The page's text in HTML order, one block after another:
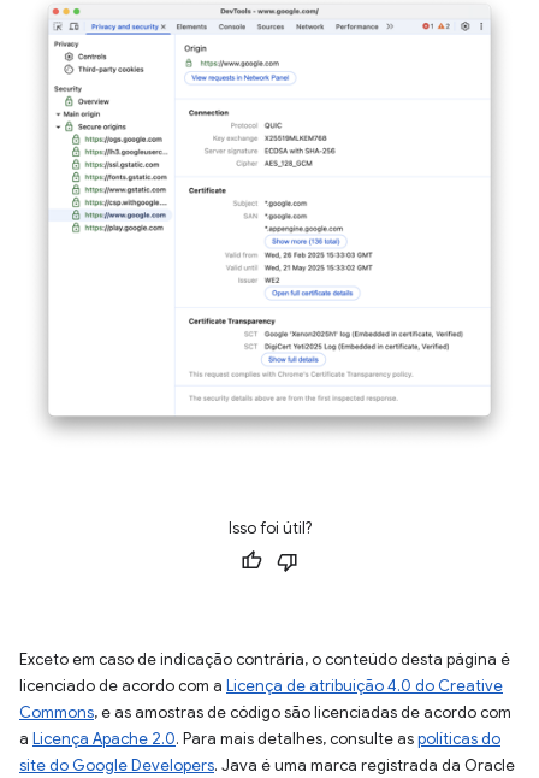
Isso foi útil?
Exceto em caso de indicação contrária, o conteúdo desta página é
licenciado de acordo com a Licença de atribuição 4.0 do Creative
Commons, e as amostras de código são licenciadas de acordo com
a Licença Apache 2.0. Para mais detalhes, consulte aspolíticas do
site do Google Developers. Java é uma marca registrada da Oracle